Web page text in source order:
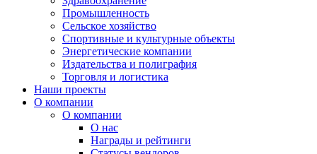
Промышленность
Сельское хозяйство
Спортивные и культурные объекты
Энергетические компании
Издательства и полиграфия
Торговля и логистика
Наши проекты
О компании
О компании
О нас
Награды и рейтинги